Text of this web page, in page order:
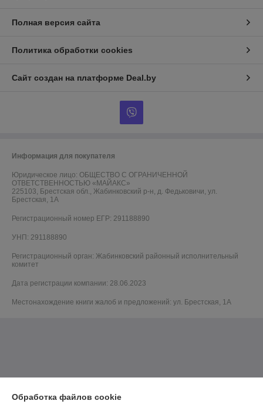
Полная версия сайта
Политика обработки cookies
Сайт создан на платформе Deal.by
Информация для покупателя
Юридическое лицо: ОБЩЕСТВО С ОГРАНИЧЕННОЙ
ОТВЕТСТВЕННОСТЬЮ «МАЙАКС»
225103, Брестская обл., Жабинковский р-н, д. Федьковичи, ул.
Брестская, 1А
Регистрационный номер ЕГР: 291188890
УНП: 291188890
Регистрационный орган: Жабинковский районный исполнительный
комитет
Дата регистрации компании: 28.06.2023
Местонахождение книги жалоб и предложений: ул. Брестская, 1А
Обработка файлов cookie